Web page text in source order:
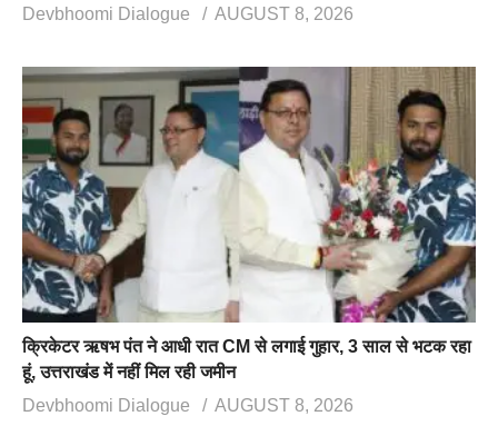
Devbhoomi Dialogue
AUGUST 8, 2026
क्रिकेटर ऋषभ पंत ने आधी रात CM से लगाई गुहार, 3 साल से भटक रहा
हूं, उत्तराखंड में नहीं मिल रही जमीन
Devbhoomi Dialogue
AUGUST 8, 2026